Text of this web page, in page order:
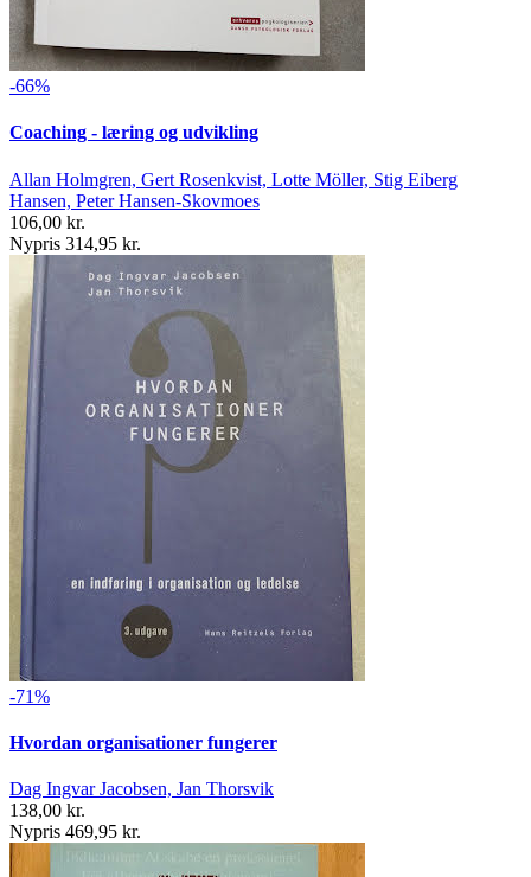
-66%
Coaching - læring og udvikling
Allan Holmgren, Gert Rosenkvist, Lotte Möller, Stig Eiberg
Hansen, Peter Hansen-Skovmoes
106,00 kr.
Nypris 314,95 kr.
-71%
Hvordan organisationer fungerer
Dag Ingvar Jacobsen, Jan Thorsvik
138,00 kr.
Nypris 469,95 kr.